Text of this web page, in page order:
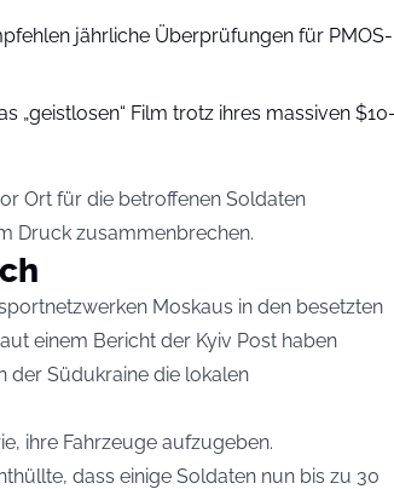
jährliche Überprüfungen für PMOS-
„geistlosen“ Film trotz ihres massiven
Ort für die betroffenen Soldaten
Druck zusammenbrechen.
Moskaus in den besetzten
einem Bericht der Kyiv Post haben
der Südukraine die lokalen
ihre Fahrzeuge aufzugeben.
dass einige Soldaten nun bis zu 30